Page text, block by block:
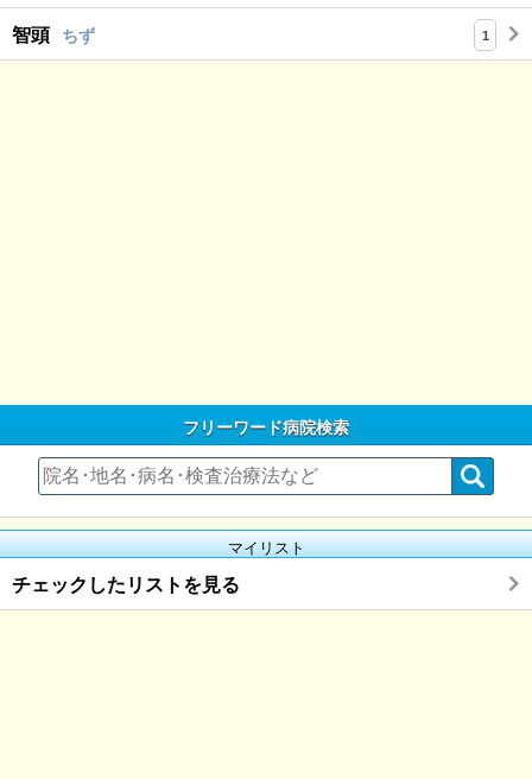
智頭 ちず 1
フリーワード病院検索
マイリスト
チェックしたリストを見る